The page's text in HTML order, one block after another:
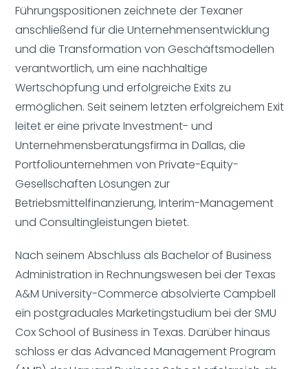
Führungspositionen zeichnete der Texaner
anschließend für die Unternehmensentwicklung
und die Transformation von Geschäftsmodellen
verantwortlich, um eine nachhaltige
Wertschöpfung und erfolgreiche Exits zu
ermöglichen. Seit seinem letzten erfolgreichem Exit
leitet er eine private Investment- und
Unternehmensberatungsfirma in Dallas, die
Portfoliounternehmen von Private-Equity-
Gesellschaften Lösungen zur
Betriebsmittelfinanzierung, Interim-Management
und Consultingleistungen bietet.
Nach seinem Abschluss als Bachelor of Business
Administration in Rechnungswesen bei der Texas
A&M University-Commerce absolvierte Campbell
ein postgraduales Marketingstudium bei der SMU
Cox School of Business in Texas. Darüber hinaus
schloss er das Advanced Management Program